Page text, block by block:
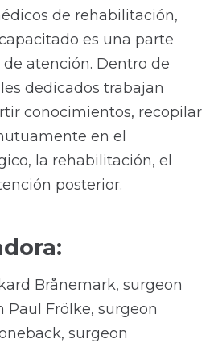
de rehabilitación,
es una parte
atención. Dentro de
dedicados trabajan
conocimientos, recopilar
en el
la rehabilitación, el
posterior.
Brånemark, surgeon
Paul Frölke, surgeon
surgeon